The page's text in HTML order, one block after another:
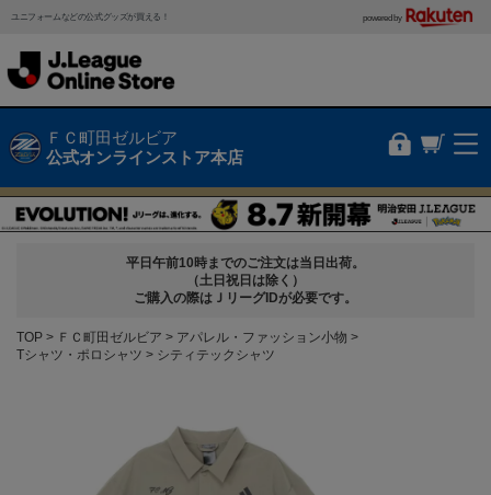
ユニフォームなどの公式グッズが買える！ powered by
ＦＣ町田ゼルビア
公式オンラインストア本店
平日午前10時までのご注文は当日出荷。
（土日祝日は除く）
ご購入の際はＪリーグIDが必要です。
TOP ＦＣ町田ゼルビア
アパレル・ファッション小物
Tシャツ・ポロシャツ
シティテックシャツ